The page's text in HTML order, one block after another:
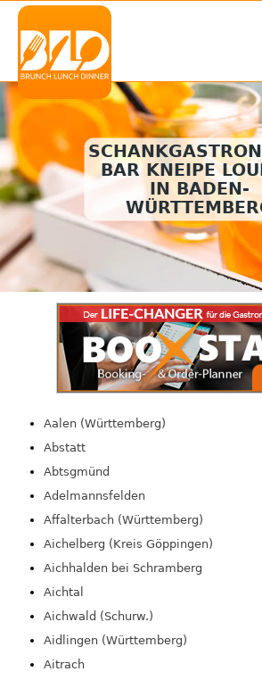
BAR KNEIPE
IN BADEN-
Aalen (Württemberg)
Abstatt
Abtsgmünd
Adelmannsfelden
Affalterbach (Württemberg)
Aichelberg (Kreis Göppingen)
Aichhalden bei Schramberg
Aichtal
Aichwald (Schurw.)
Aidlingen (Württemberg)
Aitrach